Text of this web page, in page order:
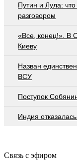
Путин и Лула:
разговором
«Все, конец!». В
Киеву
Назван
ВСУ
Поступок
Индия
Связь с эфиром